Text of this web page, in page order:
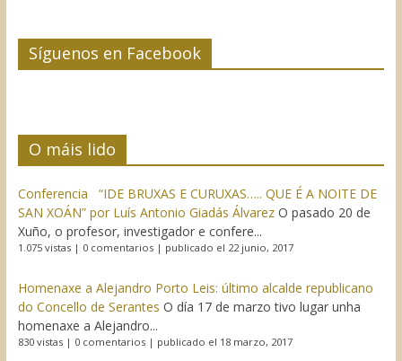
Síguenos en Facebook
O máis lido
Conferencia “IDE BRUXAS E CURUXAS….. QUE É A NOITE DE
SAN XOÁN” por Luís Antonio Giadás Álvarez O pasado 20 de
Xuño, o profesor, investigador e confere...
1.075 vistas| 0 comentarios| publicado el 22 junio, 2017
Homenaxe a Alejandro Porto Leis: último alcalde republicano
do Concello de Serantes O día 17 de marzo tivo lugar unha
homenaxe a Alejandro...
830 vistas| 0 comentarios| publicado el 18 marzo, 2017